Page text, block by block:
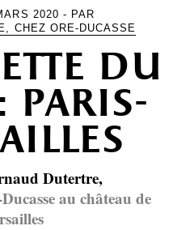
AU MAGAZINE
2020 - PAR
CHEZ ORE-DUCASSE
du
paris-
Dutertre,
au château de